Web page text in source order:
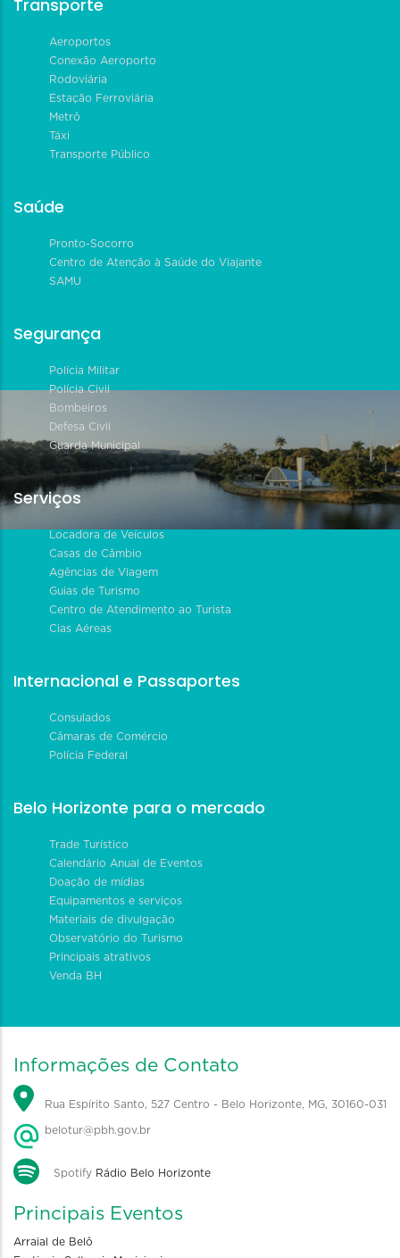
Transporte
Aeroportos
Conexão Aeroporto
Rodoviária
Estação Ferroviária
Metrô
Táxi
Transporte Público
Saúde
Pronto-Socorro
Centro de Atenção à Saúde do Viajante
SAMU
Segurança
Polícia Militar
Polícia Civil
Bombeiros
Defesa Civil
Guarda Municipal
Serviços
Locadora de Veículos
Casas de Câmbio
Agências de Viagem
Guias de Turismo
Centro de Atendimento ao Turista
Cias Aéreas
Internacional e Passaportes
Consulados
Câmaras de Comércio
Polícia Federal
Belo Horizonte para o mercado
Trade Turístico
Calendário Anual de Eventos
Doação de mídias
Equipamentos e serviços
Materiais de divulgação
Observatório do Turismo
Principais atrativos
Venda BH
Informações de Contato
Rua Espírito Santo, 527 Centro - Belo Horizonte, MG, 30160-031
belotur@pbh.gov.br
Spotify Rádio Belo Horizonte
Principais Eventos
Arraial de Belô